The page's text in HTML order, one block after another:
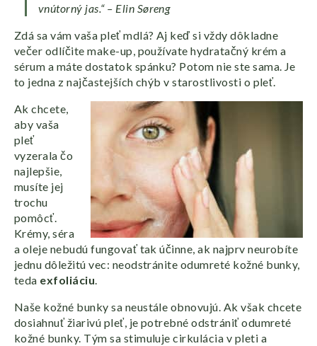
vnútorný jas.“ – Elin Søreng
Zdá sa vám vaša pleť mdlá? Aj keď si vždy dôkladne
večer odlíčite make-up, používate hydratačný krém a
sérum a máte dostatok spánku? Potom nie ste sama. Je
to jedna z najčastejších chýb v starostlivosti o pleť.
Ak chcete,
aby vaša
pleť
vyzerala čo
najlepšie,
musíte jej
trochu
pomôcť.
Krémy, séra
a oleje nebudú fungovať tak účinne, ak najprv neurobíte
jednu dôležitú vec: neodstránite odumreté kožné bunky,
teda exfoliáciu.
Naše kožné bunky sa neustále obnovujú. Ak však chcete
dosiahnuť žiarivú pleť, je potrebné odstrániť odumreté
kožné bunky. Tým sa stimuluje cirkulácia v pleti a